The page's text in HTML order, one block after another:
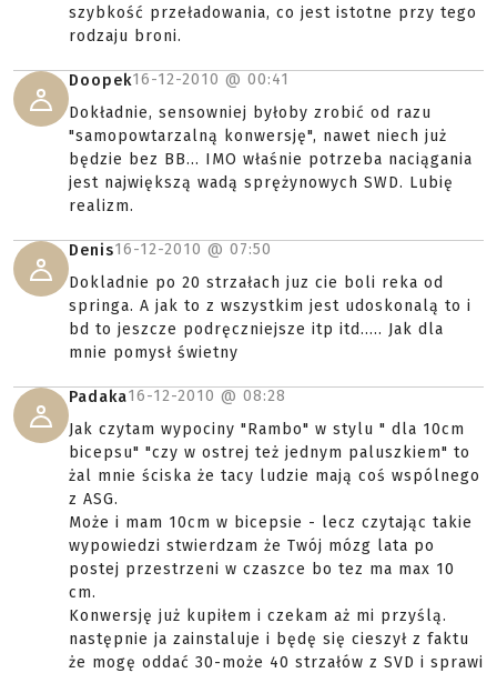
szybkość przeładowania, co jest istotne przy tego
rodzaju broni.
Doopek16-12-2010 @ 00:41
Dokładnie, sensowniej byłoby zrobić od razu
"samopowtarzalną konwersję", nawet niech już
będzie bez BB... IMO właśnie potrzeba naciągania
jest największą wadą sprężynowych SWD. Lubię
realizm.
Denis16-12-2010 @ 07:50
Dokladnie po 20 strzałach juz cie boli reka od
springa. A jak to z wszystkim jest udoskonalą to i
bd to jeszcze podręczniejsze itp itd..... Jak dla
mnie pomysł świetny
Padaka16-12-2010 @ 08:28
Jak czytam wypociny "Rambo" w stylu " dla 10cm
bicepsu" "czy w ostrej też jednym paluszkiem" to
żal mnie ściska że tacy ludzie mają coś wspólnego
z ASG.
Może i mam 10cm w bicepsie - lecz czytając takie
wypowiedzi stwierdzam że Twój mózg lata po
postej przestrzeni w czaszce bo tez ma max 10
cm.
Konwersję już kupiłem i czekam aż mi przyślą.
następnie ja zainstaluje i będę się cieszył z faktu
że mogę oddać 30-może 40 strzałów z SVD i sprawi